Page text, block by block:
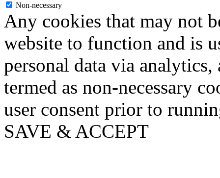
Non-necessary
Any cookies that may not
website to function and is
personal data via analytics,
termed as non-necessary
user consent prior to
SAVE & ACCEPT